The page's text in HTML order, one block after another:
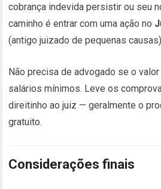
cobrança indevida persistir ou seu
caminho é entrar com uma ação no
(antigo juizado de pequenas
Não precisa de advogado se o
salários mínimos. Leve os
direitinho ao juiz — geralmente o
gratuito.
Considerações finais